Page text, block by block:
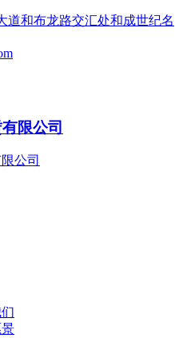
道和布龙路交汇处和成世纪名
限公司